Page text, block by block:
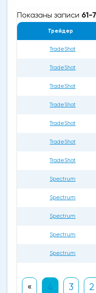
Показаны записи 61-
Трейдер
TradeShot
TradeShot
TradeShot
TradeShot
TradeShot
TradeShot
TradeShot
Spectrum
Spectrum
Spectrum
Spectrum
Spectrum
« 4 3 2